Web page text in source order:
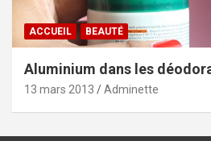
ACCUEIL BEAUTÉ
Aluminium dans les
13 mars 2013 Adminette